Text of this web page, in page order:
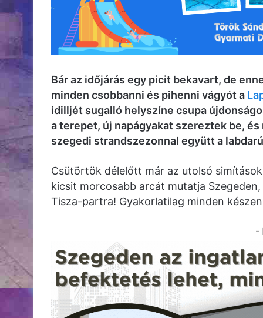
Bár az időjárás egy picit bekavart, de
minden csobbanni és pihenni vágyót a
idilljét sugalló helyszíne csupa
a terepet, új napágyakat szereztek be,
szegedi strandszezonnal együtt a
Csütörtök délelőtt már az utolsó
kicsit morcosabb arcát mutatja
Tisza-partra! Gyakorlatilag minden
-